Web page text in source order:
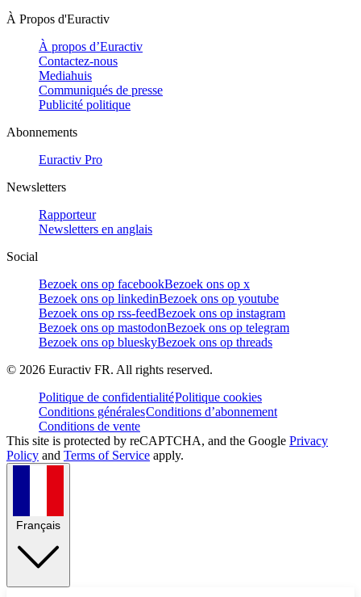
À Propos d'Euractiv
À propos d’Euractiv
Contactez-nous
Mediahuis
Communiqués de presse
Publicité politique
Abonnements
Euractiv Pro
Newsletters
Rapporteur
Newsletters en anglais
Social
Bezoek ons op facebookBezoek ons op x
Bezoek ons op linkedinBezoek ons op youtube
Bezoek ons op rss-feedBezoek ons op instagram
Bezoek ons op mastodonBezoek ons op telegram
Bezoek ons op blueskyBezoek ons op threads
© 2026 Euractiv FR. All rights reserved.
Politique de confidentialitéPolitique cookies
Conditions généralesConditions d’abonnement
Conditions de vente
This site is protected by reCAPTCHA, and the Google Privacy
Policy and Terms of Service apply.
Français